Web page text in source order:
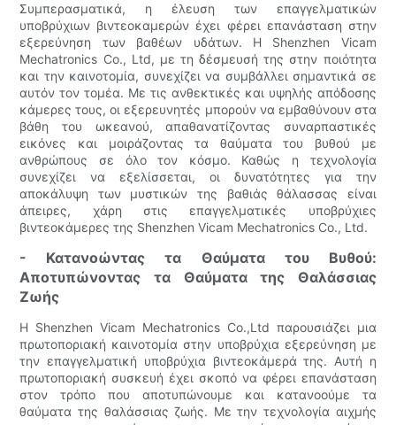
Συμπερασματικά, η έλευση των επαγγελματικών
υποβρύχιων βιντεοκαμερών έχει φέρει επανάσταση στην
εξερεύνηση των βαθέων υδάτων. Η Shenzhen Vicam
Mechatronics Co., Ltd, με τη δέσμευσή της στην ποιότητα
και την καινοτομία, συνεχίζει να συμβάλλει σημαντικά σε
αυτόν τον τομέα. Με τις ανθεκτικές και υψηλής απόδοσης
κάμερες τους, οι εξερευνητές μπορούν να εμβαθύνουν στα
βάθη του ωκεανού, απαθανατίζοντας συναρπαστικές
εικόνες και μοιράζοντας τα θαύματα του βυθού με
ανθρώπους σε όλο τον κόσμο. Καθώς η τεχνολογία
συνεχίζει να εξελίσσεται, οι δυνατότητες για την
αποκάλυψη των μυστικών της βαθιάς θάλασσας είναι
άπειρες, χάρη στις επαγγελματικές υποβρύχιες
βιντεοκάμερες της Shenzhen Vicam Mechatronics Co., Ltd.
- Κατανοώντας τα Θαύματα του Βυθού:
Αποτυπώνοντας τα Θαύματα της Θαλάσσιας
Ζωής
Η Shenzhen Vicam Mechatronics Co.,Ltd παρουσιάζει μια
πρωτοποριακή καινοτομία στην υποβρύχια εξερεύνηση με
την επαγγελματική υποβρύχια βιντεοκάμερά της. Αυτή η
πρωτοποριακή συσκευή έχει σκοπό να φέρει επανάσταση
στον τρόπο που αποτυπώνουμε και κατανοούμε τα
θαύματα της θαλάσσιας ζωής. Με την τεχνολογία αιχμής